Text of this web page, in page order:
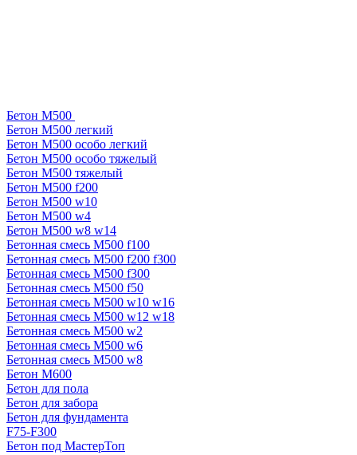
Бетон М500
Бетон М500 легкий
Бетон М500 особо легкий
Бетон М500 особо тяжелый
Бетон М500 тяжелый
Бетон М500 f200
Бетон М500 w10
Бетон М500 w4
Бетон М500 w8 w14
Бетонная смесь М500 f100
Бетонная смесь М500 f200 f300
Бетонная смесь М500 f300
Бетонная смесь М500 f50
Бетонная смесь М500 w10 w16
Бетонная смесь М500 w12 w18
Бетонная смесь М500 w2
Бетонная смесь М500 w6
Бетонная смесь М500 w8
Бетон М600
Бетон для пола
Бетон для забора
Бетон для фундамента
F75-F300
Бетон под МастерТоп